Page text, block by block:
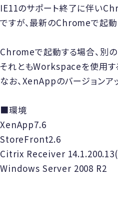
IE11のサポート終了に伴い
ですが、最新のChromeで起動
Chromeで起動する場合、別
それともWorkspaceを使用す
なお、XenAppのバージョンア
■環境
XenApp7.6
StoreFront2.6
Citrix Receiver
Windows Server 2008 R2